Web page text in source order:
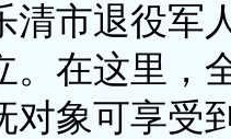
市退役军
。在这里，
对象可享受